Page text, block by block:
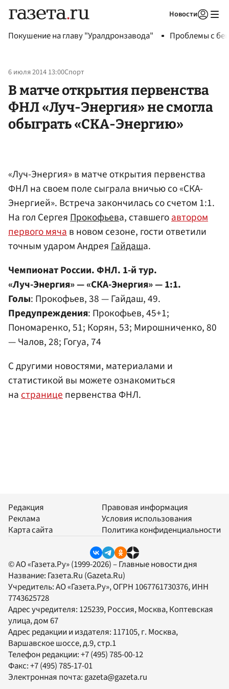
Новости
Покушение на главу "Уралдронзавода" Проблемы с
6 июля 2014 13:00Спорт
В матче открытия первенства
ФНЛ «Луч-Энергия» не смогла
обыграть «СКА-Энергию»
«Луч-Энергия» в матче открытия первенства
ФНЛ на своем поле сыграла вничью со «СКА-
Энергией». Встреча закончилась со счетом 1:1.
На гол СергеяПрокофьева, ставшегоавтором
первого мячав новом сезоне, гости ответили
точным ударом АндреяГайдаша.
Чемпионат России. ФНЛ. 1-й тур.
«Луч-Энергия» — «СКА-Энергия» — 1:1.
Голы: Прокофьев, 38 — Гайдаш, 49.
Предупреждения: Прокофьев, 45+1;
Пономаренко, 51; Корян, 53; Мирошниченко, 80
— Чалов, 28; Гогуа, 74
С другими новостями, материалами и
статистикой вы можете ознакомиться
настраницепервенства ФНЛ.
Редакция
Реклама
Карта сайта
Правовая информация
Условия использования
Политика конфиденциальности
© АО «Газета.Ру» (1999-2026) – Главные новости дня
Название: Газета.Ru (Gazeta.Ru)
Учредитель:АО «Газета.Ру», ОГРН 1067761730376, ИНН
7743625728
Адрес учредителя: 125239, Россия, Москва, Коптевская
улица, дом 67
Адрес редакции и издателя: 117105, г. Москва,
Варшавское шоссе, д.9, стр.1
Телефон редакции:+7 (495) 785-00-12
Факс:+7 (495) 785-17-01
Электронная почта: gazeta@gazeta.ru